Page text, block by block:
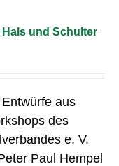
und Schulter
aus
des
e. V.
Paul Hempel